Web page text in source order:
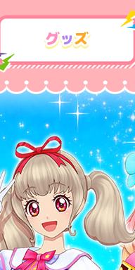
スト